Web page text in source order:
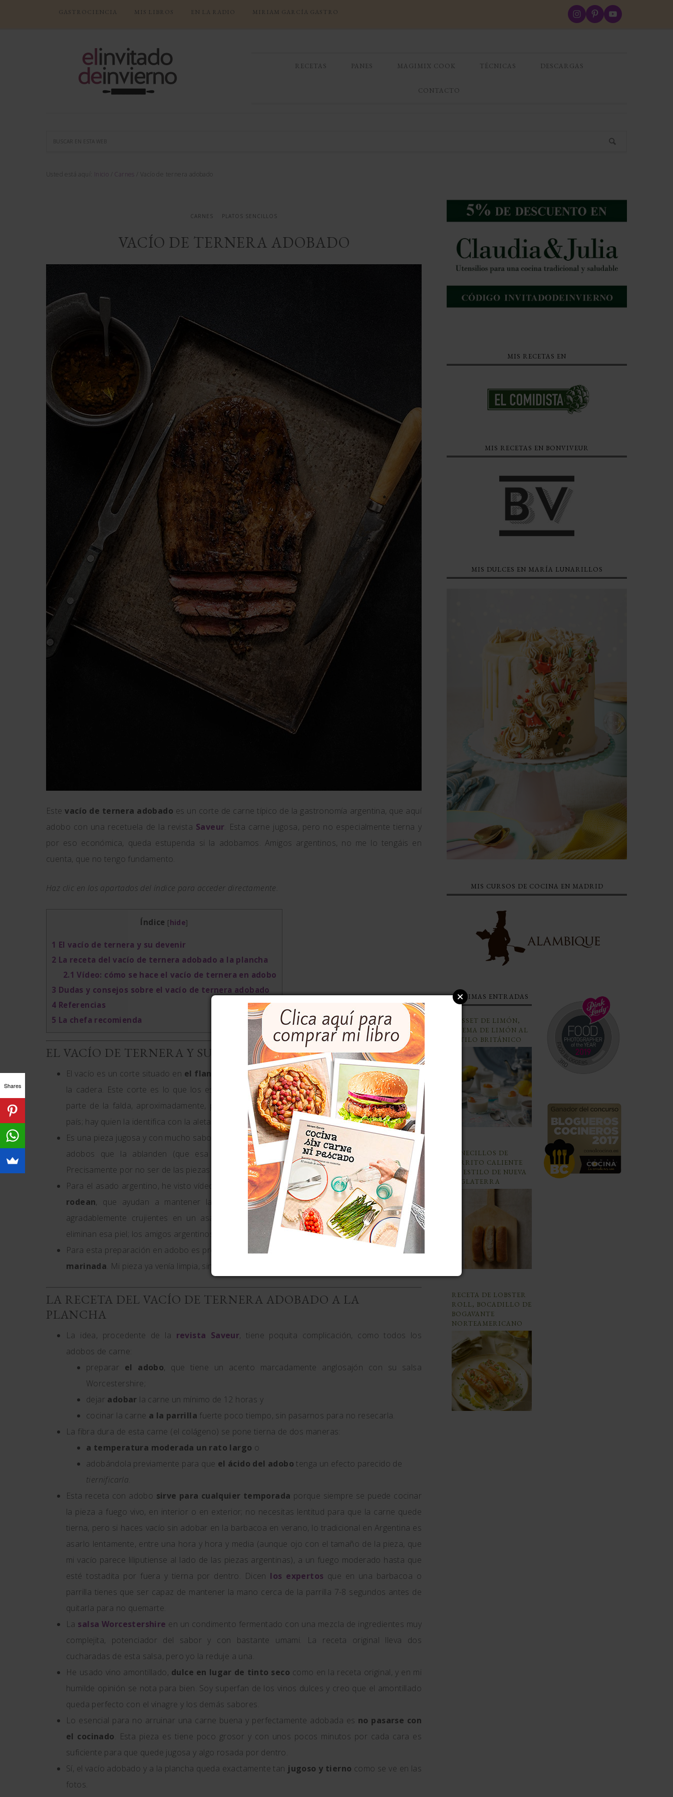
GASTROCIENCIA MIS LIBROS EN LA RADIO MIRIAM GARCÍA GASTRO
RECETAS PANES MAGIMIX COOK TÉCNICAS DESCARGAS
CONTACTO
Usted está aquí: Inicio Carnes Vacío de ternera adobado
CARNES PLATOS SENCILLOS
VACÍO DE TERNERA ADOBADO
Estevacío de ternera adobado es un corte de carne típico de la gastronomía argentina, que aquí
adobo con una recetuela de la revista Saveur. Esta carne jugosa, pero no especialmente tierna y
por eso económica, queda estupenda si la adobamos. Amigos argentinos, no me lo tengáis en
cuenta, que no tengo fundamento.
Haz clic en los apartados del índice para acceder directamente.
Índice [hide]
1 El vacío de ternera y su devenir
2 La receta del vacío de ternera adobado a la plancha
2.1 Vídeo: cómo se hace el vacío de ternera en adobo
3 Dudas y consejos sobre el vacío de ternera adobado
4 Referencias
5 La chefa recomienda
EL VACÍO DE TERNERA Y SU DEVENIR
El vacío es un corte situado en el flanco trasero de la vaca, entre las costillas y el hueco de
la cadera. Este corte es lo que los estadounidenses denominanflank steaky en España es
parte de la falda, aproximadamente, porque los límites de las piezas son distintos en cada
país; hay quien la identifica con la aleta estrecha.
Es una pieza jugosa y con mucho sabor, pero
fibrosa y poco tierna, por ello se presta bien a
adobos que la ablanden (que esa era una de las metas de los adobos en origen).
Precisamente por no ser de las piezas más apreciadas resulta muy económica.
Para el asado argentino, he visto vídeos con el vacío preparado conlas membranas que lo
rodean, que ayudan a mantener la pieza jugosa en la parrilla, al tiempo que quedan
agradablemente crujientes en un asado lento, pero también he visto referencias en que
eliminan esa piel; los amigos argentinos nos podrán ilustrar.
Para esta preparación en adobo es preferible eliminarlas para que la pieza
absorba mejor la
marinada. Mi pieza ya venía limpia, sin las membranas en cuestión.
LA RECETA DEL VACÍO DE TERNERA ADOBADO A LA
PLANCHA
La idea, procedente de la revista Saveur, tiene poquita complicación, como todos los
adobos de carne:
preparar el adobo, que tiene un acento marcadamente anglosajón con su salsa
Worcestershire;
dejar adobar la carne un mínimo de 12 horas y
cocinar la carne a la parrilla fuerte poco tiempo, sin pasarnos para no resecarla.
La fibra dura de esta carne (el colágeno) se pone tierna de dos maneras:
a temperatura moderada un rato largo o
adobándola previamente para que el ácido del adobo tenga un efecto parecido de
tiernificarla.
Esta receta con adobo sirve para cualquier temporada porque siempre se puede cocinar
la pieza a fuego vivo, en interior o en exterior; no necesitas lentitud para que la carne quede
tierna, pero si haces vacío sin adobar en la barbacoa en verano, lo tradicional en Argentina es
asarlo lentamente, entre una hora y hora y media (aunque ojo con el tamaño de la pieza, que
mi vacío parece liliputiense al lado de las piezas argentinas), a un fuego moderado hasta que
esté tostadita por fuera y tierna por dentro. Dicen los expertos que en una barbacoa o
parrilla tienes que ser capaz de mantener la mano cerca de la parrilla 7-8 segundos antes de
quitarla para no quemarte.
La salsa Worcestershire en un condimento fermentado con una mezcla de ingredientes muy
complejita, potenciador del sabor y con bastante umami. La receta original lleva dos
cucharadas de esta salsa, pero yo la reduje a una.
He usado vino amontillado, dulce en lugar de tinto seco como en la receta original, y en mi
humilde opinión se nota para bien. Soy superfan de los vinos dulces y creo que el amontillado
queda perfecto con el vinagre y los demás sabores.
Lo esencial para no arruinar una carne buena y perfectamente adobada es no pasarse con
el cocinado. Esta pieza es tiene poco grosor y con unos pocos minutos por cada cara es
suficiente para que quede jugosa y algo rosada por dentro.
Sí, el vacío adobado y a la plancha queda exactamente tan jugoso y tierno como se ve en las
fotos.
MIS RECETAS EN
MIS RECETAS EN BONVIVEUR
MIS DULCES EN MARÍA LUNARILLOS
MIS CURSOS DE COCINA EN MADRID
ÚLTIMAS ENTRADAS
POSSET DE LIMÓN,
CREMA DE LIMÓN AL
ESTILO BRITÁNICO
PANECILLOS DE
PERRITO CALIENTE
AL ESTILO DE NUEVA
INGLATERRA
RECETA DE LOBSTER
ROLL, BOCADILLO DE
BOGAVANTE
NORTEAMERICANO
Shares